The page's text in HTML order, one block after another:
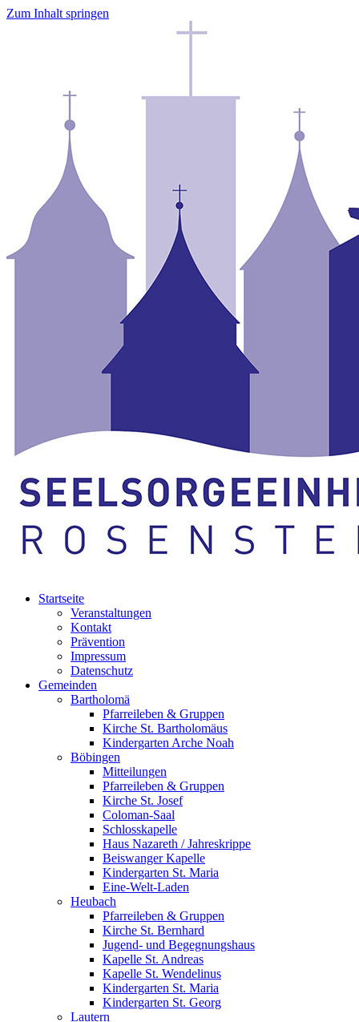
Zum Inhalt springen
Startseite
Veranstaltungen
Kontakt
Prävention
Impressum
Datenschutz
Gemeinden
Bartholomä
Pfarreileben & Gruppen
Kirche St. Bartholomäus
Kindergarten Arche Noah
Böbingen
Mitteilungen
Pfarreileben & Gruppen
Kirche St. Josef
Coloman-Saal
Schlosskapelle
Haus Nazareth / Jahreskrippe
Beiswanger Kapelle
Kindergarten St. Maria
Eine-Welt-Laden
Heubach
Pfarreileben & Gruppen
Kirche St. Bernhard
Jugend- und Begegnungshaus
Kapelle St. Andreas
Kapelle St. Wendelinus
Kindergarten St. Maria
Kindergarten St. Georg
Lautern